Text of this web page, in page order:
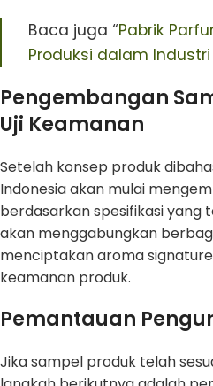
Baca juga “Pabrik
Produksi dalam
Pengembangan
Uji Keamanan
Setelah konsep produk
Indonesia akan mulai
berdasarkan spesifikasi yang
akan menggabungkan
menciptakan aroma
keamanan produk.
Pemantauan
Jika sampel produk telah